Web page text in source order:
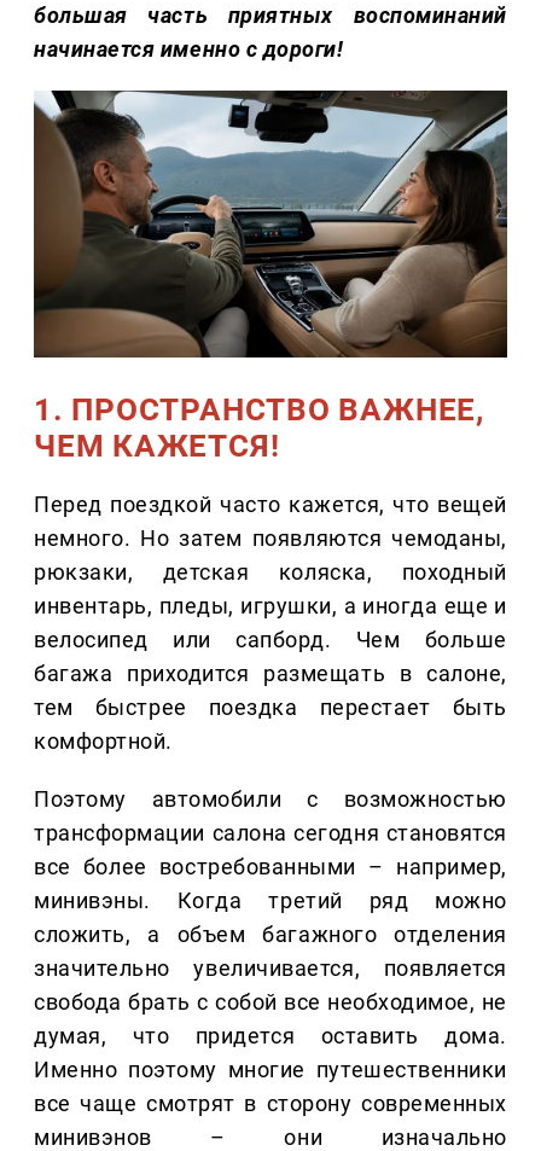
большая часть приятных воспоминаний
начинается именно с дороги!
1. ПРОСТРАНСТВО ВАЖНЕЕ,
ЧЕМ КАЖЕТСЯ!
Перед поездкой часто кажется, что вещей
немного. Но затем появляются чемоданы,
рюкзаки, детская коляска, походный
инвентарь, пледы, игрушки, а иногда еще и
велосипед или сапборд. Чем больше
багажа приходится размещать в салоне,
тем быстрее поездка перестает быть
комфортной.
Поэтому автомобили с возможностью
трансформации салона сегодня становятся
все более востребованными – например,
минивэны. Когда третий ряд можно
сложить, а объем багажного отделения
значительно увеличивается, появляется
свобода брать с собой все необходимое, не
думая, что придется оставить дома.
Именно поэтому многие путешественники
все чаще смотрят в сторону современных
минивэнов – они изначально